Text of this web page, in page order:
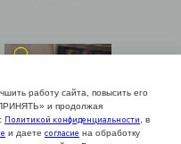
работу сайта, повысить его
и продолжая
Политикой конфиденциальности, в
и даете согласие на обработку